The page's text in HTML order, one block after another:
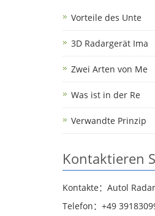
Vorteile des Unte
3D Radargerät Ima
Zwei Arten von Me
Was ist in der Re
Verwandte Prinzip
Kontaktieren
Kontakte：Autol Radar
Telefon：+49